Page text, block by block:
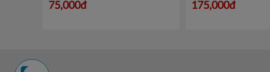
75,000đ 175,000đ